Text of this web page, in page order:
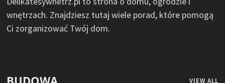
wnętrzach. Znajdziesz tutaj wiele porad, które pomogą
Ci zorganizować Twój dom.
VIEW ALL